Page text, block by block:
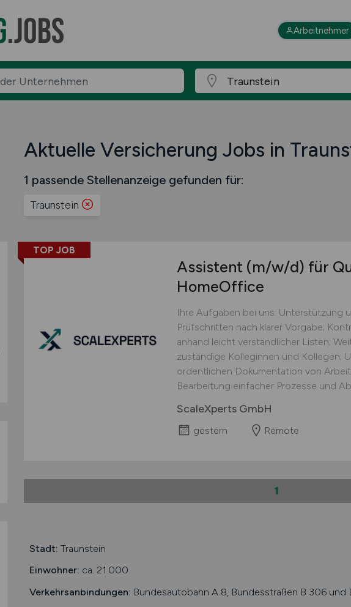
Arbeitnehmer
Aktuelle Versicherung Jobs in
1 passende Stellenanzeige gefunden für:
Traunstein
TOP JOB
Assistent (m/w/d) für
HomeOffice
Ihre Aufgaben bei uns: Unterstützung
Prüfschritten nach klarer Vorgabe;
anhand leicht verständlicher Listen;
zuständige Kolleginnen und Kollegen;
ordentlichen Dokumentation von
Bearbeitung einfacher Prozesse und
ScaleXperts GmbH
gestern Remote
1
Stadt: Traunstein
Einwohner: ca. 21.000
Verkehrsanbindungen: Bundesautobahn A 8, Bundesstraßen B 306 und